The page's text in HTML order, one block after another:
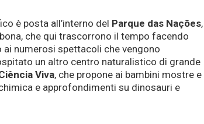
è posta all’interno del Parque das Nações,
che qui trascorrono il tempo facendo
numerosi spettacoli che vengono
un altro centro naturalistico di grande
Viva, che propone ai bambini mostre e
e approfondimenti su dinosauri e